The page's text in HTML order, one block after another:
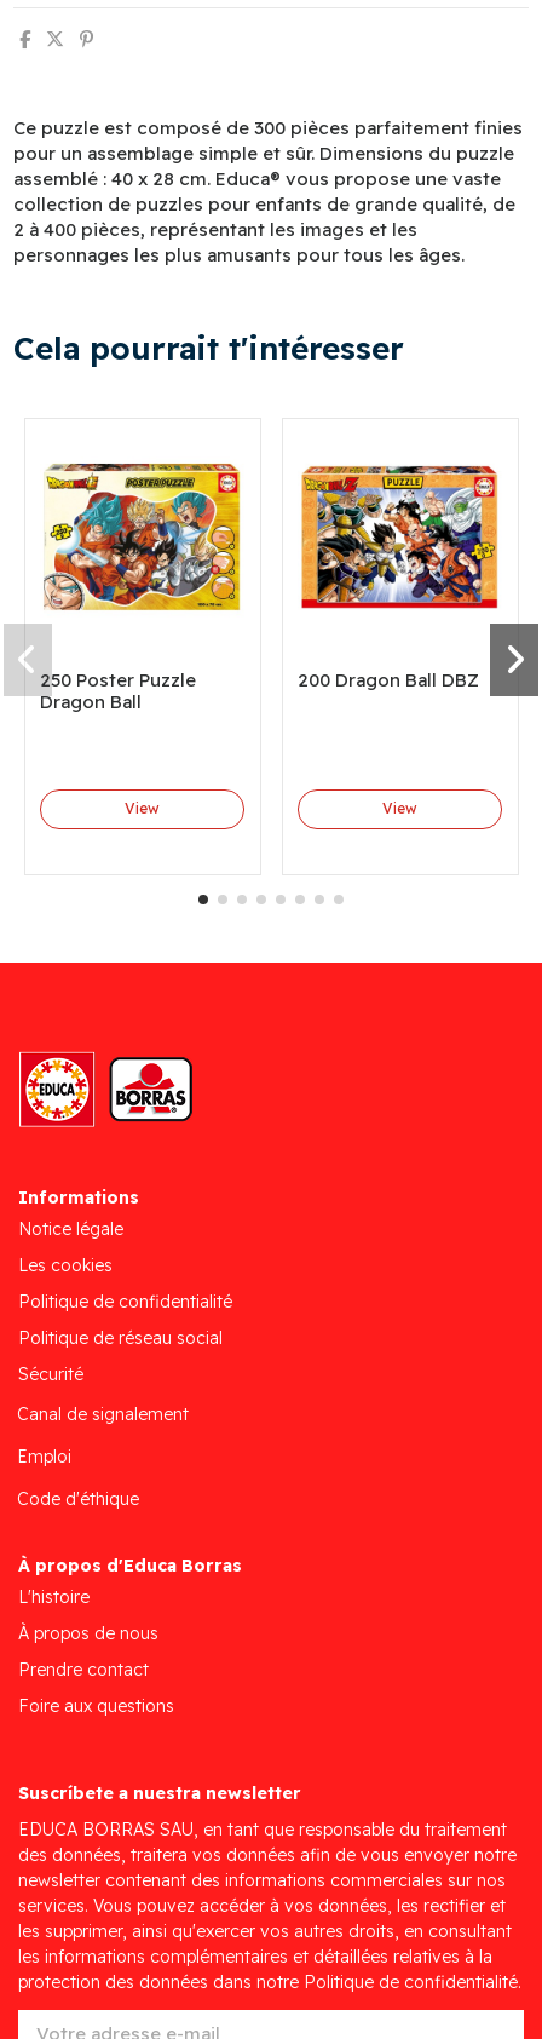
Ce puzzle est composé de 300 pièces parfaitement finies
pour un assemblage simple et sûr. Dimensions du puzzle
assemblé : 40 x 28 cm. Educa® vous propose une vaste
collection de puzzles pour enfants de grande qualité, de
2 à 400 pièces, représentant les images et les
personnages les plus amusants pour tous les âges.
Cela pourrait t'intéresser
250 Poster Puzzle
Dragon Ball
View
200 Dragon Ball DBZ
View
Informations
Notice légale
Les cookies
Politique de confidentialité
Politique de réseau social
Sécurité
Canal de signalement
Emploi
Code d'éthique
À propos d'Educa Borras
L'histoire
À propos de nous
Prendre contact
Foire aux questions
Suscríbete a nuestra newsletter
EDUCA BORRAS SAU, en tant que responsable du traitement
des données, traitera vos données afin de vous envoyer notre
newsletter contenant des informations commerciales sur nos
services. Vous pouvez accéder à vos données, les rectifier et
les supprimer, ainsi qu'exercer vos autres droits, en consultant
les informations complémentaires et détaillées relatives à la
protection des données dans notre Politique de confidentialité.